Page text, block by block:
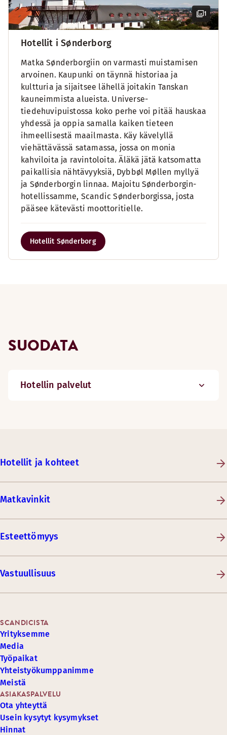
1
Hotellit i Sønderborg
Matka Sønderborgiin on varmasti muistamisen
arvoinen. Kaupunki on täynnä historiaa ja
kultturia ja sijaitsee lähellä joitakin Tanskan
kauneimmista alueista. Universe-
tiedehuvipuistossa koko perhe voi pitää hauskaa
yhdessä ja oppia samalla kaiken tieteen
ihmeellisestä maailmasta. Käy kävelyllä
viehättävässä satamassa, jossa on monia
kahviloita ja ravintoloita. Äläkä jätä katsomatta
paikallisia nähtävyyksiä, Dybbøl Møllen myllyä
ja Sønderborgin linnaa. Majoitu Sønderborgin-
hotellissamme, Scandic Sønderborgissa, josta
pääsee kätevästi moottoritielle.
Hotellit Sønderborg
SUODATA
Hotellin palvelut
Hotellit ja kohteet
Matkavinkit
Esteettömyys
Vastuullisuus
ASIAKASPALVELU
Ota yhteyttä
Usein kysytyt kysymykset
Hinnat
SCANDICISTA
Yrityksemme
Media
Työpaikat
Yhteistyökumppanimme
Meistä